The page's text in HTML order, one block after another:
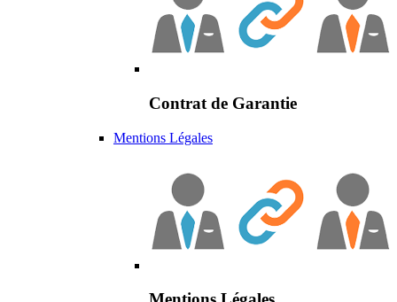
Contrat de Garantie
Mentions Légales